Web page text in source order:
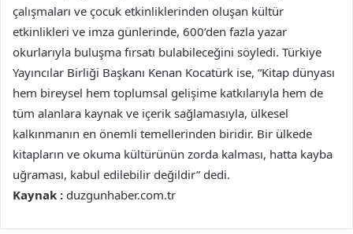
çalışmaları ve çocuk etkinliklerinden oluşan kültür
etkinlikleri ve imza günlerinde, 600’den fazla yazar
okurlarıyla buluşma fırsatı bulabileceğini söyledi. Türkiye
Yayıncılar Birliği Başkanı Kenan Kocatürk ise, “Kitap dünyası
hem bireysel hem toplumsal gelişime katkılarıyla hem de
tüm alanlara kaynak ve içerik sağlamasıyla, ülkesel
kalkınmanın en önemli temellerinden biridir. Bir ülkede
kitapların ve okuma kültürünün zorda kalması, hatta kayba
uğraması, kabul edilebilir değildir” dedi.
Kaynak : duzgunhaber.com.tr